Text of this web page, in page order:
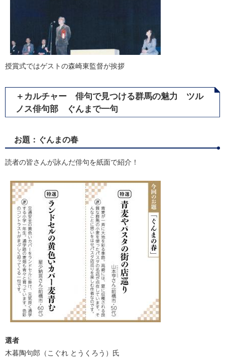
​授賞式ではゲストの森崎東監督が挨拶
＋カルチャー 俳句で見つける群馬の魅力 ツル
ノス俳句部 ぐんまで一句
お題：ぐんまの春
読者の皆さんが詠んだ俳句を紙面で紹介！
選者
木暮陶句郎（こぐれ とうくろう）氏